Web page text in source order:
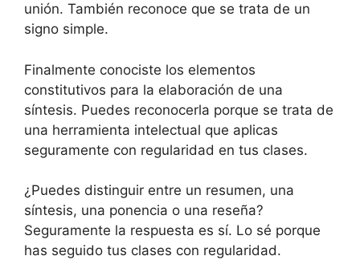
unión. También reconoce que se trata de un
signo simple.
Finalmente conociste los elementos
constitutivos para la elaboración de una
síntesis. Puedes reconocerla porque se trata de
una herramienta intelectual que aplicas
seguramente con regularidad en tus clases.
¿Puedes distinguir entre un resumen, una
síntesis, una ponencia o una reseña?
Seguramente la respuesta es sí. Lo sé porque
has seguido tus clases con regularidad.